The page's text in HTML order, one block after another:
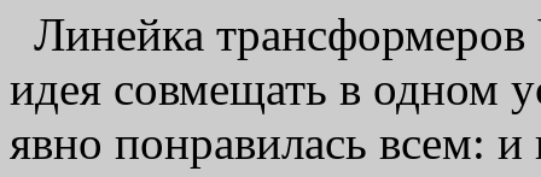
Линейка
идея совмещать в одном
явно понравилась всем: и